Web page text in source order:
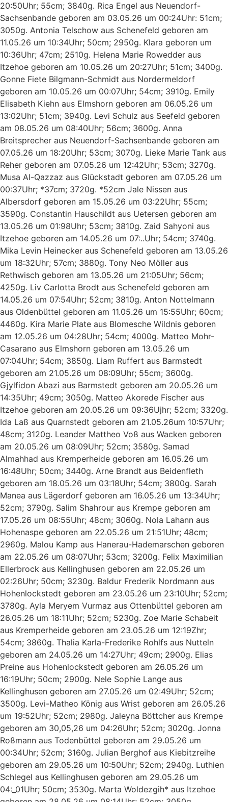
20:50Uhr; 55cm; 3840g. Rica Engel aus Neuendorf-
Sachsenbande geboren am 03.05.26 um 00:24Uhr: 51cm;
3050g. Antonia Telschow aus Schenefeld geboren am
11.05.26 um 10:34Uhr; 50cm; 2950g. Klara geboren um
10:36Uhr; 47cm; 2510g. Helena Marie Rowedder aus
Itzehoe geboren am 10.05.26 um 20:27Uhr; 51cm; 3400g.
Gonne Fiete Bilgmann-Schmidt aus Nordermeldorf
geboren am 10.05.26 um 00:07Uhr; 54cm; 3910g. Emily
Elisabeth Kiehn aus Elmshorn geboren am 06.05.26 um
13:02Uhr; 51cm; 3940g. Levi Schulz aus Seefeld geboren
am 08.05.26 um 08:40Uhr; 56cm; 3600g. Anna
Breitsprecher aus Neuendorf-Sachsenbande geboren am
07.05.26 um 18:20Uhr; 53cm; 3070g. Lieke Marie Tank aus
Reher geboren am 07.05.26 um 12:42Uhr; 53cm; 3270g.
Musa Al-Qazzaz aus Glückstadt geboren am 07.05.26 um
00:37Uhr; *37cm; 3720g. *52cm Jale Nissen aus
Albersdorf geboren am 15.05.26 um 03:22Uhr; 55cm;
3590g. Constantin Hauschildt aus Uetersen geboren am
13.05.26 um 01:98Uhr; 53cm; 3810g. Zaid Sahyoni aus
Itzehoe geboren am 14.05.26 um 07:..Uhr; 54cm; 3740g.
Mika Levin Heinecker aus Schenefeld geboren am 13.05.26
um 18:32Uhr; 57cm; 3880g. Tony Neo Möller aus
Rethwisch geboren am 13.05.26 um 21:05Uhr; 56cm;
4250g. Liv Carlotta Brodt aus Schenefeld geboren am
14.05.26 um 07:54Uhr; 52cm; 3810g. Anton Nottelmann
aus Oldenbüttel geboren am 11.05.26 um 15:55Uhr; 60cm;
4460g. Kira Marie Plate aus Blomesche Wildnis geboren
am 12.05.26 um 04:28Uhr; 54cm; 4000g. Matteo Mohr-
Casarano aus Elmshorn geboren am 13.05.26 um
07:04Uhr; 54cm; 3850g. Liam Ruffert aus Barmstedt
geboren am 21.05.26 um 08:09Uhr; 55cm; 3600g.
Gjylfidon Abazi aus Barmstedt geboren am 20.05.26 um
14:35Uhr; 49cm; 3050g. Matteo Akorede Fischer aus
Itzehoe geboren am 20.05.26 um 09:36Ujhr; 52cm; 3320g.
Ida Laß aus Quarnstedt geboren am 21.05.26um 10:57Uhr;
48cm; 3120g. Leander Mattheo Voß aus Wacken geboren
am 20.05.26 um 08:09Uhr; 52cm; 3580g. Samad
Almahhad aus Kremperheide geboren am 16.05.26 um
16:48Uhr; 50cm; 3440g. Arne Brandt aus Beidenfleth
geboren am 18.05.26 um 03:18Uhr; 54cm; 3800g. Sarah
Manea aus Lägerdorf geboren am 16.05.26 um 13:34Uhr;
52cm; 3790g. Salim Shahrour aus Krempe geboren am
17.05.26 um 08:55Uhr; 48cm; 3060g. Nola Lahann aus
Hohenaspe geboren am 22.05.26 um 21:51Uhr; 48cm;
2960g. Malou Kamp aus Hanerau-Hademarschen geboren
am 22.05.26 um 08:07Uhr; 53cm; 3200g. Felix Maximilian
Ellerbrock aus Kellinghusen geboren am 22.05.26 um
02:26Uhr; 50cm; 3230g. Baldur Frederik Nordmann aus
Hohenlockstedt geboren am 23.05.26 um 23:10Uhr; 52cm;
3780g. Ayla Meryem Vurmaz aus Ottenbüttel geboren am
26.05.26 um 18:11Uhr; 52cm; 5230g. Zoe Marie Schabeit
aus Kremperheide geboren am 23.05.26 um 12:19Zhr;
54cm; 3860g. Thalia Karla-Frederike Rohlfs aus Nutteln
geboren am 24.05.26 um 14:27Uhr; 49cm; 2900g. Elias
Preine aus Hohenlockstedt geboren am 26.05.26 um
16:19Uhr; 50cm; 2900g. Nele Sophie Lange aus
Kellinghusen geboren am 27.05.26 um 02:49Uhr; 52cm;
3500g. Levi-Matheo König aus Wrist geboren am 26.05.26
um 19:52Uhr; 52cm; 2980g. Jaleyna Böttcher aus Krempe
geboren am 30,05,26 um 04:26Uhr; 52cm; 3020g. Jonna
Roßmann aus Todenbüttel geboren am 29.05.26 um
00:34Uhr; 52cm; 3160g. Julian Berghof aus Kiebitzreihe
geboren am 29.05.26 um 10:50Uhr; 52cm; 2940g. Luthien
Schlegel aus Kellinghusen geboren am 29.05.26 um
04:_01Uhr; 50cm; 3530g. Marta Woldezgih* aus Itzehoe